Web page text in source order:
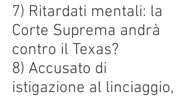
7) Ritardati mentali: la
Corte Suprema andrà
contro il Texas?
8) Accusato di
istigazione al linciaggio,